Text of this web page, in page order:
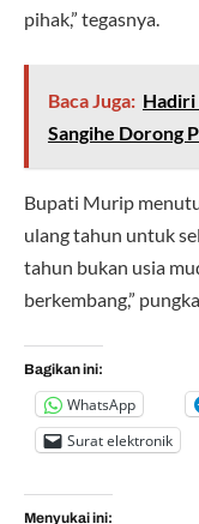
pihak,” tegasnya.
Baca Juga: Hadiri
Sangihe Dorong
Bupati Murip
ulang tahun untuk
tahun bukan usia
berkembang,”
Bagikan ini:
WhatsApp
Surat elektronik
Menyukai ini: